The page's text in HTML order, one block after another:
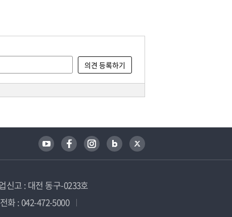
신고 : 대전 동구-0233호
화 : 042-472-5000